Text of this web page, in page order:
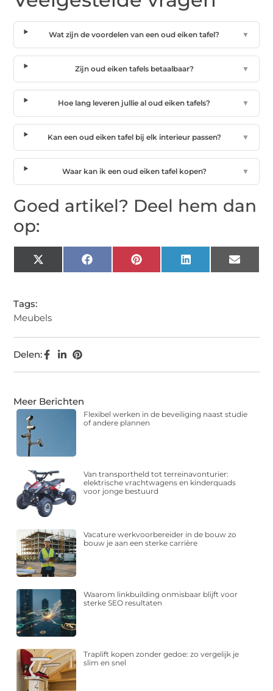
Wat zijn de voordelen van een oud eiken tafel? ▼
Zijn oud eiken tafels betaalbaar? ▼
Hoe lang leveren jullie al oud eiken tafels? ▼
Kan een oud eiken tafel bij elk interieur passen? ▼
Waar kan ik een oud eiken tafel kopen? ▼
Goed artikel? Deel hem dan
op:
X
Facebook Pinterest LinkedIn Email
Tags:
Meubels
Delen:
Meer Berichten
Flexibel werken in de beveiliging naast studie
of andere plannen
Van transportheld tot terreinavonturier:
elektrische vrachtwagens en kinderquads
voor jonge bestuurd
Vacature werkvoorbereider in de bouw zo
bouw je aan een sterke carrière
Waarom linkbuilding onmisbaar blijft voor
sterke SEO resultaten
Traplift kopen zonder gedoe: zo vergelijk je
slim en snel